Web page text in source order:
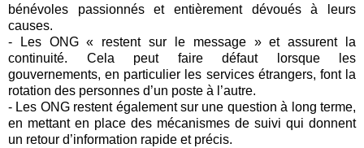
bénévoles passionnés et entièrement dévoués à leurs
causes.
- Les ONG « restent sur le message » et assurent la
continuité. Cela peut faire défaut lorsque les
gouvernements, en particulier les services étrangers, font la
rotation des personnes d’un poste à l’autre.
- Les ONG restent également sur une question à long terme,
en mettant en place des mécanismes de suivi qui donnent
un retour d’information rapide et précis.